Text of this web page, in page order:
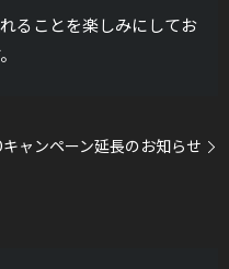
ることを楽しみにしてお
ャンペーン延長のお知らせ